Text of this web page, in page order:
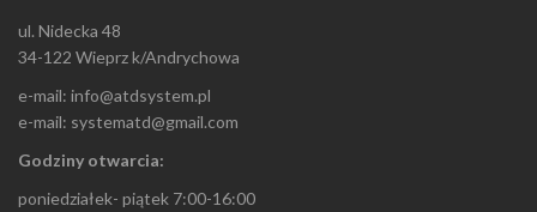
ul. Nidecka 48
34-122 Wieprz k/Andrychowa
e-mail: info@atdsystem.pl
e-mail: systematd@gmail.com
Godziny otwarcia:
poniedziałek- piątek 7:00-16:00